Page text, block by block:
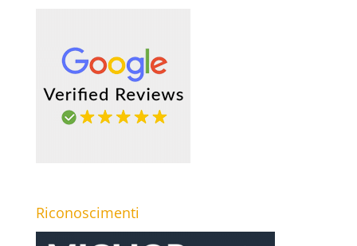
Riconoscimenti